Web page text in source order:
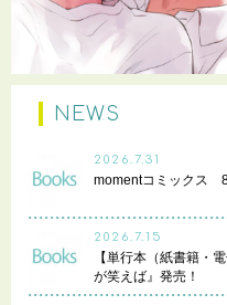
NEWS
2026.7.31
momentコミックス 8
2026.7.15
【単行本（紙書籍・
が笑えば』発売！